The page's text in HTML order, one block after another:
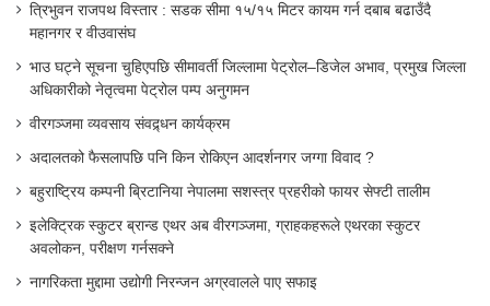
त्रिभुवन राजपथ विस्तार : सडक सीमा १५/१५ मिटर कायम गर्न दबाब बढाउँदै
महानगर र वीउवासंघ
भाउ घट्ने सूचना चुहिएपछि सीमावर्ती जिल्लामा पेट्रोल–डिजेल अभाव, प्रमुख जिल्ला
अधिकारीको नेतृत्वमा पेट्रोल पम्प अनुगमन
वीरगञ्जमा व्यवसाय संवद्र्धन कार्यक्रम
अदालतको फैसलापछि पनि किन रोकिएन आदर्शनगर जग्गा विवाद ?
बहुराष्ट्रिय कम्पनी ब्रिटानिया नेपालमा सशस्त्र प्रहरीको फायर सेफ्टी तालीम
इलेक्ट्रिक स्कुटर ब्रान्ड एथर अब वीरगञ्जमा, ग्राहकहरूले एथरका स्कुटर
अवलोकन, परीक्षण गर्नसक्ने
नागरिकता मुद्दामा उद्योगी निरन्जन अग्रवालले पाए सफाइ